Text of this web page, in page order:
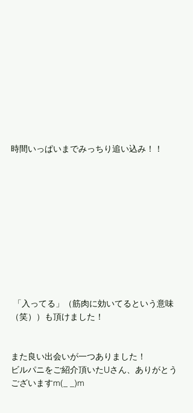
時間いっぱいまでみっちり追い込み！！
（笑））も頂けました！
また良い出会いが一つありました！
ビルパニをご紹介頂いたUさん、ありがとう
ございますm(_ _)m